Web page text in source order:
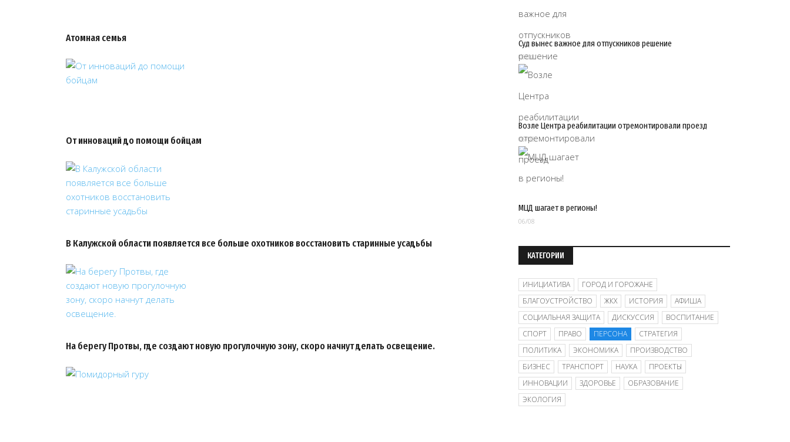
Атомная семья
От инноваций до помощи бойцам
В Калужской области появляется все больше охотников восстановить старинные усадьбы
На берегу Протвы, где создают новую прогулочную зону, скоро начнут делать освещение.
Суд вынес важное для отпускников решение
06/08
Возле Центра реабилитации отремонтировали проезд
06/08
МЦД шагает в регионы!
06/08
КАТЕГОРИИ
ИНИЦИАТИВА
ГОРОД И ГОРОЖАНЕ
БЛАГОУСТРОЙСТВО
ЖКХ ИСТОРИЯ
АФИША
СОЦИАЛЬНАЯ ЗАЩИТА
ДИСКУССИЯ
ВОСПИТАНИЕ
СПОРТ
ПРАВО ПЕРСОНА
СТРАТЕГИЯ
ПОЛИТИКА
ЭКОНОМИКА
ПРОИЗВОДСТВО
БИЗНЕС
ТРАНСПОРТ НАУКА
ПРОЕКТЫ
ИННОВАЦИИ
ЗДОРОВЬЕ
ОБРАЗОВАНИЕ
ЭКОЛОГИЯ